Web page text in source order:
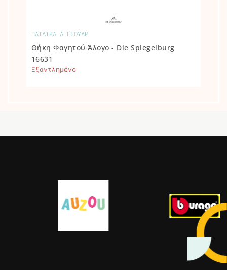
ΠΑΙΔΙΚΑ ΑΞΕΣΟΥΑΡ
Θήκη Φαγητού Άλογο - Die Spiegelburg
16631
Εξαντλημένο